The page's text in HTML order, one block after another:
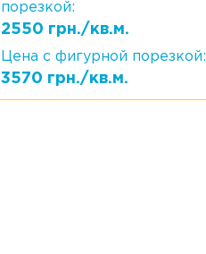
порезкой:
2550 грн./кв.м.
Цена с фигурной порезкой:
3570 грн./кв.м.